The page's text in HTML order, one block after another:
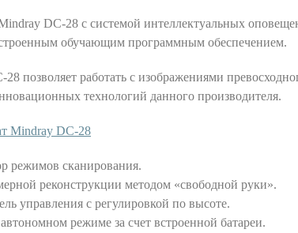
Mindray DC-28 с системой интеллектуальных
обучающим программным обеспечением.
позволяет работать с изображениями
технологий данного производителя.
режимов сканирования.
реконструкции методом «свободной руки».
управления с регулировкой по высоте.
режиме за счет встроенной батареи.